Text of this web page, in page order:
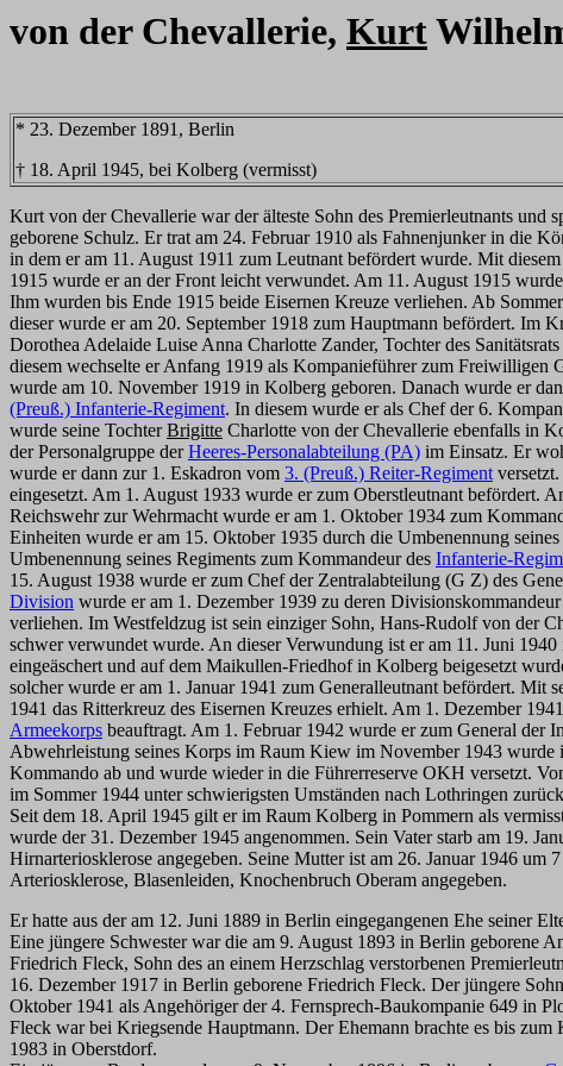
von der Chevallerie, Kurt
* 23. Dezember 1891, Berlin
† 18. April 1945, bei Kolberg (vermisst)
Kurt von der Chevallerie war der älteste Sohn des Premierleutnants und
geborene Schulz. Er trat am 24. Februar 1910 als Fahnenjunker in die
in dem er am 11. August 1911 zum Leutnant befördert wurde. Mit
1915 wurde er an der Front leicht verwundet. Am 11. August 1915
Ihm wurden bis Ende 1915 beide Eisernen Kreuze verliehen. Ab
dieser wurde er am 20. September 1918 zum Hauptmann befördert. Im
Dorothea Adelaide Luise Anna Charlotte Zander, Tochter des
diesem wechselte er Anfang 1919 als Kompanieführer zum
wurde am 10. November 1919 in Kolberg geboren. Danach wurde er
(Preuß.) Infanterie-Regiment. In diesem wurde er als Chef der 6.
wurde seine TochterBrigitte Charlotte von der Chevallerie ebenfalls in
der Personalgruppe derHeeres-Personalabteilung (PA) im Einsatz. Er
wurde er dann zur 1. Eskadron vom 3. (Preuß.) Reiter-Regiment
eingesetzt. Am 1. August 1933 wurde er zum Oberstleutnant befördert.
Reichswehr zur Wehrmacht wurde er am 1. Oktober 1934 zum
Einheiten wurde er am 15. Oktober 1935 durch die Umbenennung
Umbenennung seines Regiments zum Kommandeur des Infanterie-
15. August 1938 wurde er zum Chef der Zentralabteilung (G Z) des
Division wurde er am 1. Dezember 1939 zu deren
verliehen. Im Westfeldzug ist sein einziger Sohn, Hans-Rudolf von der
schwer verwundet wurde. An dieser Verwundung ist er am 11. Juni
eingeäschert und auf dem Maikullen-Friedhof in Kolberg beigesetzt
solcher wurde er am 1. Januar 1941 zum Generalleutnant befördert.
1941 das Ritterkreuz des Eisernen Kreuzes erhielt. Am 1. Dezember
Armeekorps beauftragt. Am 1. Februar 1942 wurde er zum General der
Abwehrleistung seines Korps im Raum Kiew im November 1943 wurde
Kommando ab und wurde wieder in die Führerreserve OKH versetzt.
im Sommer 1944 unter schwierigsten Umständen nach Lothringen
Seit dem 18. April 1945 gilt er im Raum Kolberg in Pommern als
wurde der 31. Dezember 1945 angenommen. Sein Vater starb am 19.
Hirnarteriosklerose angegeben. Seine Mutter ist am 26. Januar 1946
Arteriosklerose, Blasenleiden, Knochenbruch Oberam angegeben.
Er hatte aus der am 12. Juni 1889 in Berlin eingegangenen Ehe seiner
Eine jüngere Schwester war die am 9. August 1893 in Berlin geborene
Friedrich Fleck, Sohn des an einem Herzschlag verstorbenen
16. Dezember 1917 in Berlin geborene Friedrich Fleck. Der jüngere
Oktober 1941 als Angehöriger der 4. Fernsprech-Baukompanie 649 in
Fleck war bei Kriegsende Hauptmann. Der Ehemann brachte es bis
1983 in Oberstdorf.